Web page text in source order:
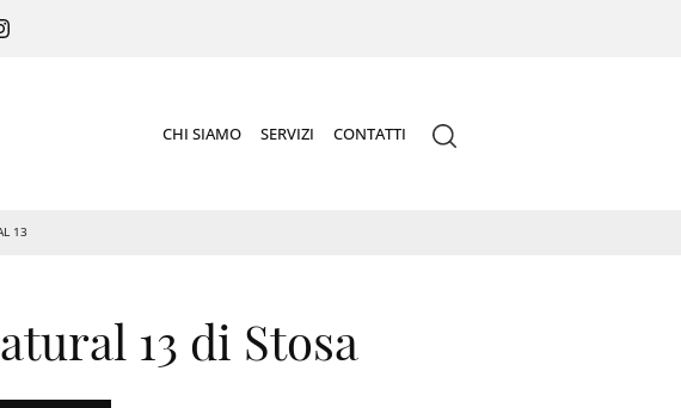
CHI SIAMO SERVIZI CONTATTI
13
13 di Stosa